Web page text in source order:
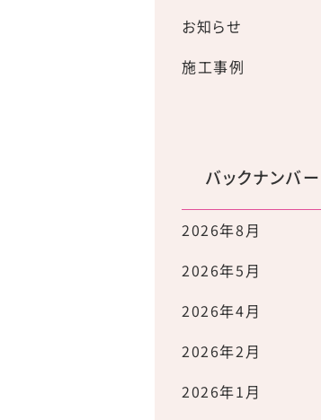
お知らせ
施工事例
バックナンバー
2026年8月
2026年5月
2026年4月
2026年2月
2026年1月